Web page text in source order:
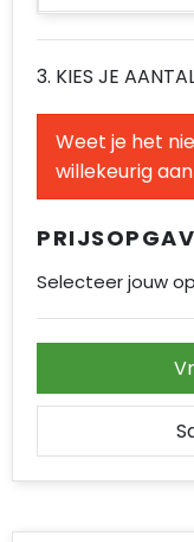
3. KIES JE
Weet je het
willekeurig
Selecteer jouw